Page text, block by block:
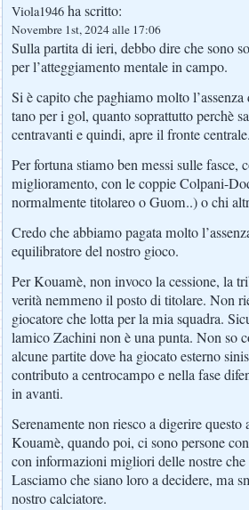
Viola1946 ha scritto:
Novembre 1st, 2024 alle 17:06
Sulla partita di ieri, debbo dire che sono
per l’atteggiamento mentale in campo.
Si è capito che paghiamo molto
tano per i gol, quanto soprattutto perchè
centravanti e quindi, apre il fronte
Per fortuna stiamo ben messi sulle fasce,
miglioramento, con le coppie Colpani-
normalmente titolareo o Guom..) o chi
Credo che abbiamo pagata molto
equilibratore del nostro gioco.
Per Kouamè, non invoco la cessione, la
verità nemmeno il posto di titolare. Non
giocatore che lotta per la mia squadra.
lamico Zachini non è una punta. Non so
alcune partite dove ha giocato esterno
contributo a centrocampo e nella fase
in avanti.
Serenamente non riesco a digerire questo
Kouamè, quando poi, ci sono persone
con informazioni migliori delle nostre che
Lasciamo che siano loro a decidere, ma
nostro calciatore.